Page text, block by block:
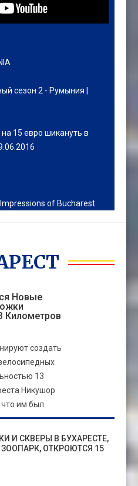
сезон 2 - Румыния |
15 евро шикануть в
of Bucharest
Новые
Километров
создать
13
Никушор
им был
И СКВЕРЫ В БУХАРЕСТЕ,
ОТКРОЮТСЯ 15